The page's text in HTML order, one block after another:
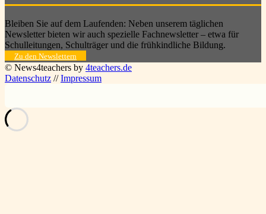
Bleiben Sie auf dem Laufenden: Neben unserem täglichen
Newsletter bieten wir auch spezielle Fachnewsletter – etwa für
Schulleitungen, Schulträger und die frühkindliche Bildung.
Zu den Newslettern
© News4teachers by 4teachers.de
Datenschutz //Impressum